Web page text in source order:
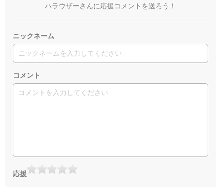
ハラウザーさんに応援コメントを送ろう！
ニックネーム
コメント
応援